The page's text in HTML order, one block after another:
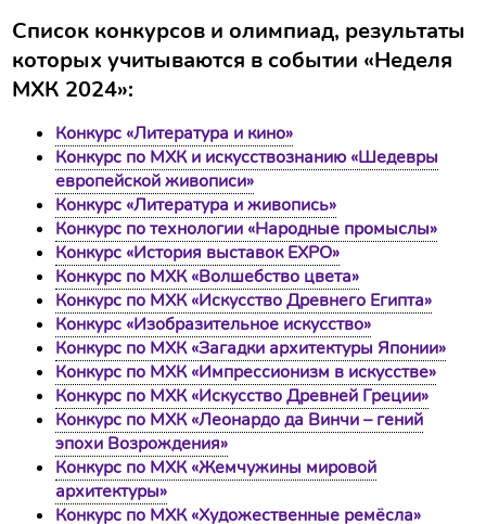
Список конкурсов и олимпиад, результаты
которых учитываются в событии «Неделя
МХК 2024»:
Конкурс «Литература и кино»
Конкурс по МХК и искусствознанию «Шедевры
европейской живописи»
Конкурс «Литература и живопись»
Конкурс по технологии «Народные промыслы»
Конкурс «История выставок EXPO»
Конкурс по МХК «Волшебство цвета»
Конкурс по МХК «Искусство Древнего Египта»
Конкурс «Изобразительное искусство»
Конкурс по МХК «Загадки архитектуры Японии»
Конкурс по МХК «Импрессионизм в искусстве»
Конкурс по МХК «Искусство Древней Греции»
Конкурс по МХК «Леонардо да Винчи – гений
эпохи Возрождения»
Конкурс по МХК «Жемчужины мировой
архитектуры»
Конкурс по МХК «Художественные ремёсла»